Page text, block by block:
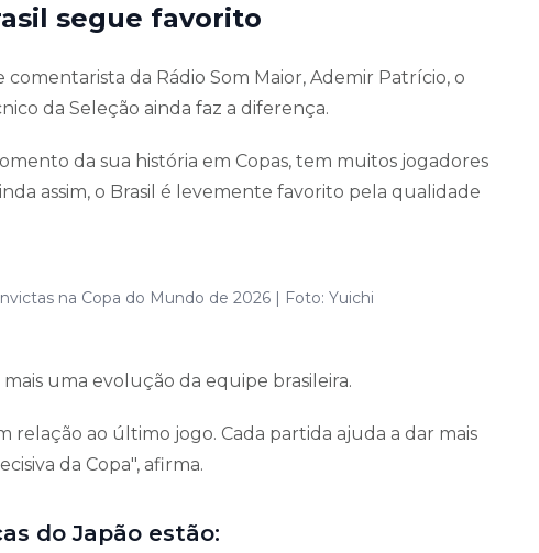
segue favorito
da Rádio Som Maior, Ademir Patrício, o
da Seleção ainda faz a diferença.
da sua história em Copas, tem muitos jogadores
assim, o Brasil é levemente favorito pela qualidade
na Copa do Mundo de 2026 | Foto: Yuichi
uma evolução da equipe brasileira.
relação ao último jogo. Cada partida ajuda a dar mais
da Copa", afirma.
do Japão estão: